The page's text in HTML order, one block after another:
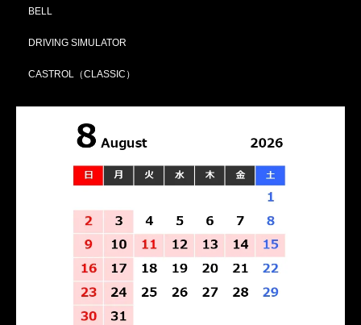
BELL
DRIVING SIMULATOR
CASTROL（CLASSIC）